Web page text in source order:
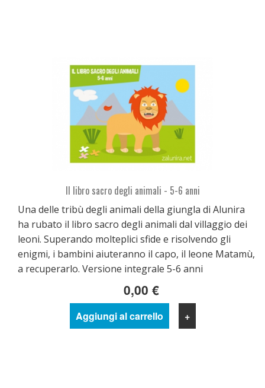
Il libro sacro degli animali - 5-6 anni
Una delle tribù degli animali della giungla di Alunira
ha rubato il libro sacro degli animali dal villaggio dei
leoni. Superando molteplici sfide e risolvendo gli
enigmi, i bambini aiuteranno il capo, il leone Matamù,
a recuperarlo. Versione integrale 5-6 anni
0,00 €
Aggiungi al carrello +